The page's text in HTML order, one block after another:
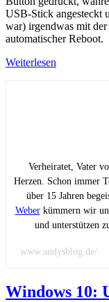
USB-Stick angesteckt
war) irgendwas mit der
automatischer Reboot.
Weiterlesen
Verheiratet, Vater
Herzen. Schon immer
über 15 Jahren
Weberkümmern wir
und unterstützen
www.andysblog.de/
Windows 10: